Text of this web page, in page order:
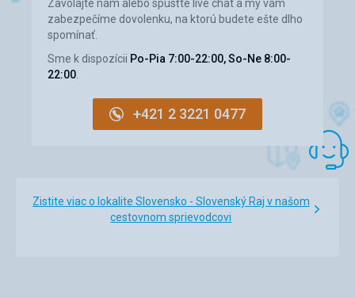
Zavolajte nám alebo spusťte live chat a my vám
zabezpečíme dovolenku, na ktorú budete ešte dlho
spomínať.
Sme k dispozícii Po-Pia 7:00-22:00, So-Ne 8:00-
22:00
+421 2 3221 0477
Zistite viac o lokalite Slovensko - Slovenský Raj v našom
cestovnom sprievodcovi